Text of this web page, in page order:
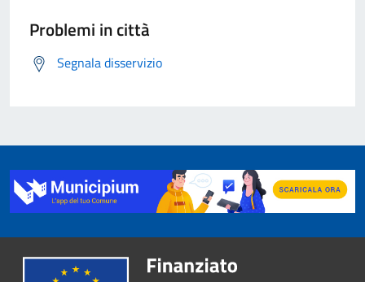
Problemi in città
Segnala disservizio